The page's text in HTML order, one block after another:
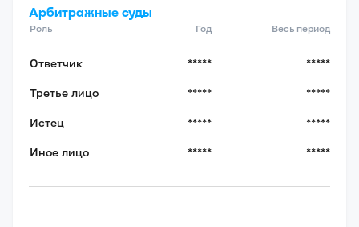
Арбитражные суды
Роль Год Весь период
Ответчик ***** *****
Третье лицо ***** *****
Истец ***** *****
Иное лицо ***** *****